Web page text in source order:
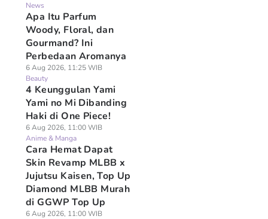
News
Apa Itu Parfum
Woody, Floral, dan
Gourmand? Ini
Perbedaan Aromanya
6 Aug 2026, 11:25 WIB
Beauty
4 Keunggulan Yami
Yami no Mi Dibanding
Haki di One Piece!
6 Aug 2026, 11:00 WIB
Anime & Manga
Cara Hemat Dapat
Skin Revamp MLBB x
Jujutsu Kaisen, Top Up
Diamond MLBB Murah
di GGWP Top Up
6 Aug 2026, 11:00 WIB